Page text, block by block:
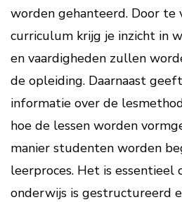
worden gehanteerd. Door te
curriculum krijg je inzicht in
en vaardigheden zullen
de opleiding. Daarnaast
informatie over de
hoe de lessen worden
manier studenten worden
leerproces. Het is
onderwijs is gestructureerd